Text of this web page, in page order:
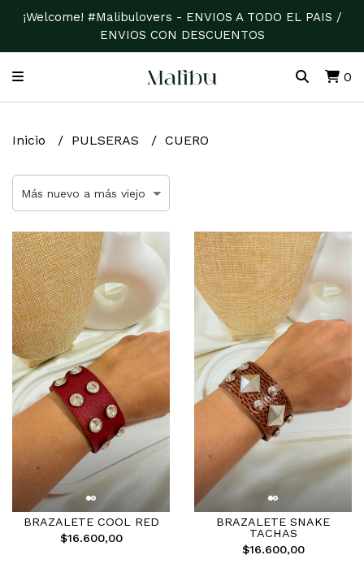
¡Welcome! #Malibulovers - ENVIOS A TODO EL PAIS /
ENVIOS CON DESCUENTOS
0
Inicio PULSERAS CUERO
BRAZALETE COOL RED
$16.600,00
BRAZALETE SNAKE
TACHAS
$16.600,00